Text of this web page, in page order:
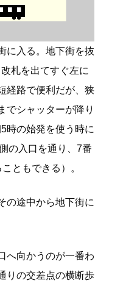
に入る。地下街を抜
札を出てすぐ左に
経路で便利だが、狭
でシャッターが降り
時の始発を使う時に
の入口を通り、7番
ともできる）。
の途中から地下街に
へ向かうのが一番わ
りの交差点の横断歩